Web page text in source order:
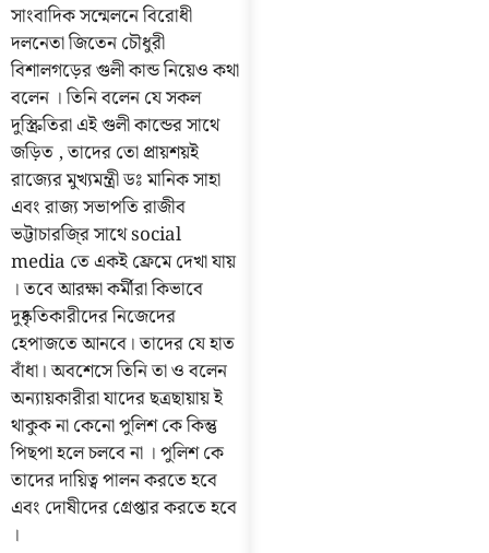
সাংবাদিক সন্মেলনে বিরোধী
দলনেতা জিতেন চৌধুরী
বিশালগড়ের গুলী কান্ড নিয়েও কথা
বলেন । তিনি বলেন যে সকল
দুস্ক্রিতিরা এই গুলী কান্ডের সাথে
জড়িত , তাদের তো প্রায়শয়ই
রাজ্যের মুখ্যমন্ত্রী ডঃ মানিক সাহা
এবং রাজ্য সভাপতি রাজীব
ভট্টাচারজি্র সাথে social
media তে একই ফ্রেমে দেখা যায়
। তবে আরক্ষা কর্মীরা কিভাবে
দুষ্কৃতিকারীদের নিজেদের
হেপাজতে আনবে। তাদের যে হাত
বাঁধা। অবশেসে তিনি তা ও বলেন
অন্যায়কারীরা যাদের ছত্রছায়ায় ই
থাকুক না কেনো পুলিশ কে কিন্তু
পিছপা হলে চলবে না । পুলিশ কে
তাদের দায়িত্ব পালন করতে হবে
এবং দোষীদের গ্রেপ্তার করতে হবে
।